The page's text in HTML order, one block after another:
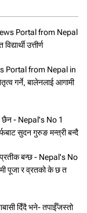
Portal from Nepal
उत्तीर्ण
Portal from Nepal in
गर्ने, बालेनलाई आगामी
छैन - Nepal's No 1
सुदन गुरुङ मन्त्री बन्दै
प्रतीक बन्छ - Nepal's No
पूजा र व्रतको के छ त
दिँदै भने- तपाईँजस्तो